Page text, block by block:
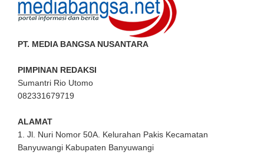
PT. MEDIA BANGSA NUSANTARA
PIMPINAN REDAKSI
Sumantri Rio Utomo
082331679719
ALAMAT
1. Jl. Nuri Nomor 50A. Kelurahan Pakis Kecamatan
Banyuwangi Kabupaten Banyuwangi